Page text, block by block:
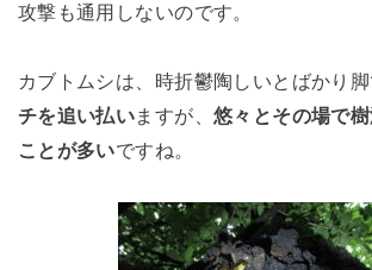
攻撃も通用しないのです。
カブトムシは、時折鬱陶しいとばかり
チを追い払いますが、 悠々とその場で
ことが多いですね。